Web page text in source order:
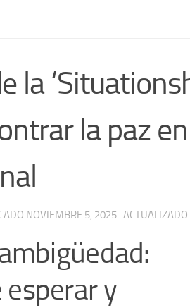
la
la paz
NOVIEMBRE 5, 2025 · ACTUALIZADO
esperar y